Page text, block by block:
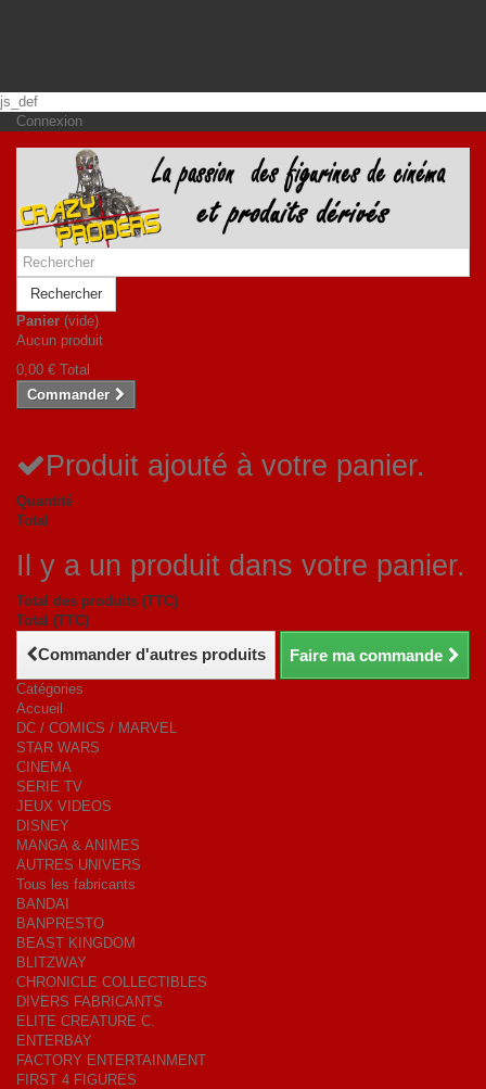
js_def
Connexion
Rechercher
Panier (vide)
Aucun produit
0,00 € Total
Commander
Produit ajouté à votre panier.
Quantité
Total
Il y a un produit dans votre panier.
Total des produits (TTC)
Total (TTC)
Commander d'autres produits Faire ma commande
Catégories
Accueil
DC / COMICS / MARVEL
STAR WARS
CINEMA
SERIE TV
JEUX VIDEOS
DISNEY
MANGA & ANIMES
AUTRES UNIVERS
Tous les fabricants
BANDAI
BANPRESTO
BEAST KINGDOM
BLITZWAY
CHRONICLE COLLECTIBLES
DIVERS FABRICANTS
ELITE CREATURE C.
ENTERBAY
FACTORY ENTERTAINMENT
FIRST 4 FIGURES